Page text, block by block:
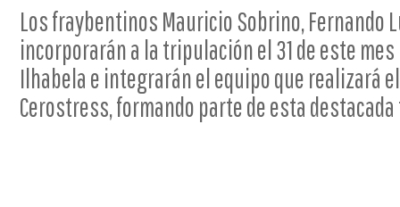
Los fraybentinos Mauricio Sobrino, Fernando
incorporarán a la tripulación el 31 de este
Ilhabela e integrarán el equipo que realizará
Cerostress, formando parte de esta